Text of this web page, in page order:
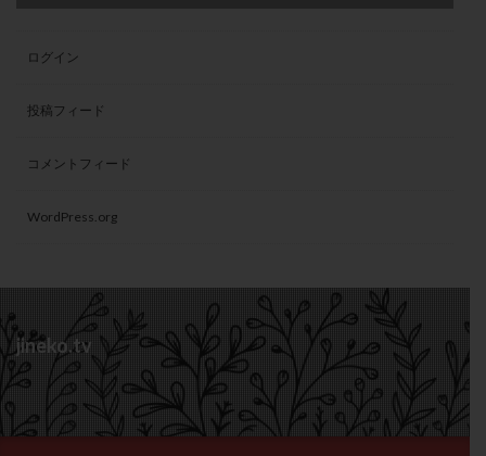
ログイン
投稿フィード
コメントフィード
WordPress.org
jineko.tv